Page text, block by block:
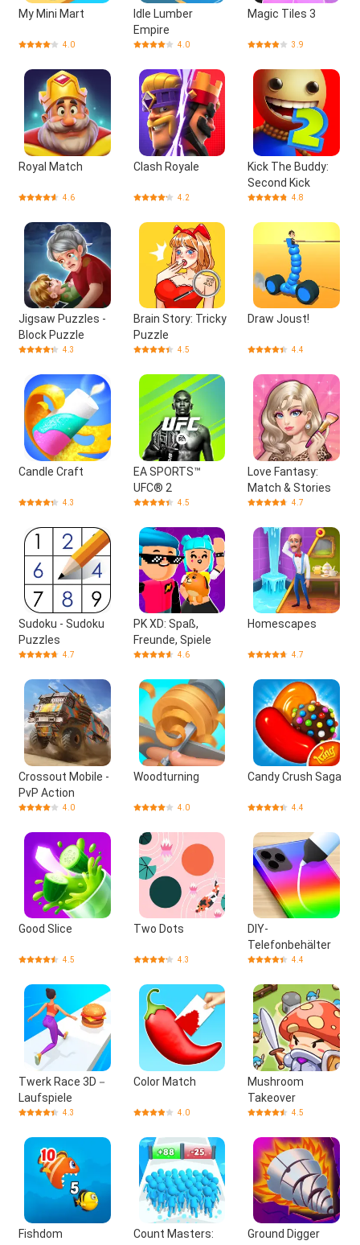
My Mini Mart
4.0
Idle Lumber
Empire
4.0
Magic Tiles 3
3.9
Royal Match
4.6
Clash Royale
4.2
Kick The Buddy:
Second Kick
4.8
Jigsaw Puzzles -
Block Puzzle
4.3
Brain Story: Tricky
Puzzle
4.5
Draw Joust!
4.4
Candle Craft
4.3
EA SPORTS™
UFC® 2
4.5
Love Fantasy:
Match & Stories
4.7
Sudoku - Sudoku
Puzzles
4.7
PK XD: Spaß,
Freunde, Spiele
4.6
Homescapes
4.7
Crossout Mobile -
PvP Action
4.0
Woodturning
4.0
Candy Crush Saga
4.4
Good Slice
4.5
Two Dots
4.3
DIY-
Telefonbehälter
4.4
Twerk Race 3D－
Laufspiele
4.3
Color Match
4.0
Mushroom
Takeover
4.5
Fishdom
Count Masters:
Ground Digger